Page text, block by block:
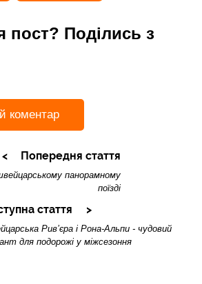
пост? Поділись з
коментар
Попередня стаття
панорамному
поїзді
стаття
Рив’єра і Рона-Альпи - чудовий
для подорожі у міжсезоння